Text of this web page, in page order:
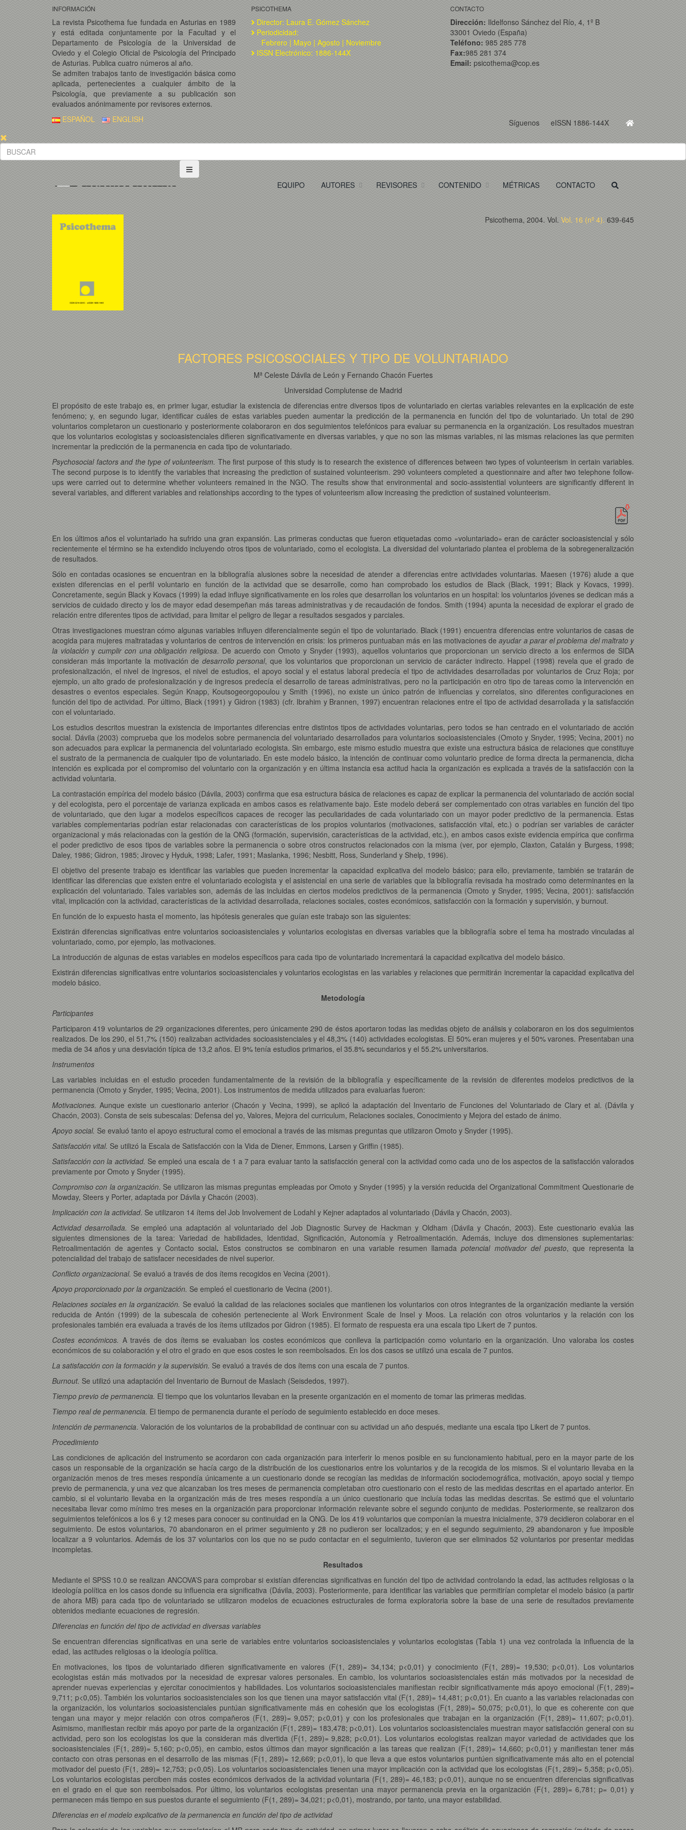
INFORMACIÓN
La revista Psicothema fue fundada en Asturias en 1989
y está editada conjuntamente por la Facultad y el
Departamento de Psicología de la Universidad de
Oviedo y el Colegio Oficial de Psicología del Principado
de Asturias. Publica cuatro números al año.
Se admiten trabajos tanto de investigación básica como
aplicada, pertenecientes a cualquier ámbito de la
Psicología, que previamente a su publicación son
evaluados anónimamente por revisores externos.
PSICOTHEMA
Director: Laura E. Gómez Sánchez
Periodicidad:
Febrero | Mayo | Agosto | Noviembre
ISSN Electrónico: 1886-144X
CONTACTO
Dirección: Ildelfonso Sánchez del Río, 4, 1º B
33001 Oviedo (España)
Teléfono: 985 285 778
Fax:985 281 374
Email: psicothema@cop.es
Síguenos eISSN 1886-144X
ESPAÑOL ENGLISH
EQUIPO AUTORES REVISORES CONTENIDO MÉTRICAS CONTACTO
Psicothema, 2004. Vol. Vol. 16 (nº 4). 639-645
FACTORES PSICOSOCIALES Y TIPO DE VOLUNTARIADO
Mª Celeste Dávila de León y Fernando Chacón Fuertes
Universidad Complutense de Madrid
El propósito de este trabajo es, en primer lugar, estudiar la existencia de diferencias entre diversos tipos de voluntariado en ciertas variables relevantes en la explicación de este
fenómeno; y, en segundo lugar, identificar cuáles de estas variables pueden aumentar la predicción de la permanencia en función del tipo de voluntariado. Un total de 290
voluntarios completaron un cuestionario y posteriormente colaboraron en dos seguimientos telefónicos para evaluar su permanencia en la organización. Los resultados muestran
que los voluntarios ecologistas y socioasistenciales difieren significativamente en diversas variables, y que no son las mismas variables, ni las mismas relaciones las que permiten
incrementar la predicción de la permanencia en cada tipo de voluntariado.
Psychosocial factors and the type of volunteerism. The first purpose of this study is to research the existence of differences between two types of volunteerism in certain variables.
The second purpose is to identify the variables that increasing the prediction of sustained volunteerism. 290 volunteers completed a questionnaire and after two telephone follow-
ups were carried out to determine whether volunteers remained in the NGO. The results show that environmental and socio-assistential volunteers are significantly different in
several variables, and different variables and relationships according to the types of volunteerism allow increasing the prediction of sustained volunteerism.
En los últimos años el voluntariado ha sufrido una gran expansión. Las primeras conductas que fueron etiquetadas como «voluntariado» eran de carácter socioasistencial y sólo
recientemente el término se ha extendido incluyendo otros tipos de voluntariado, como el ecologista. La diversidad del voluntariado plantea el problema de la sobregeneralización
de resultados.
Sólo en contadas ocasiones se encuentran en la bibliografía alusiones sobre la necesidad de atender a diferencias entre actividades voluntarias. Maesen (1976) alude a que
existen diferencias en el perfil voluntario en función de la actividad que se desarrolle, como han comprobado los estudios de Black (Black, 1991; Black y Kovacs, 1999).
Concretamente, según Black y Kovacs (1999) la edad influye significativamente en los roles que desarrollan los voluntarios en un hospital: los voluntarios jóvenes se dedican más a
servicios de cuidado directo y los de mayor edad desempeñan más tareas administrativas y de recaudación de fondos. Smith (1994) apunta la necesidad de explorar el grado de
relación entre diferentes tipos de actividad, para limitar el peligro de llegar a resultados sesgados y parciales.
Otras investigaciones muestran cómo algunas variables influyen diferencialmente según el tipo de voluntariado. Black (1991) encuentra diferencias entre voluntarios de casas de
acogida para mujeres maltratadas y voluntarios de centros de intervención en crisis: los primeros puntuaban más en las motivaciones deayudar a parar el problema del maltrato y
la violaciónycumplir con una obligación religiosa. De acuerdo con Omoto y Snyder (1993), aquellos voluntarios que proporcionan un servicio directo a los enfermos de SIDA
consideran más importante la motivación de desarrollo personal, que los voluntarios que proporcionan un servicio de carácter indirecto. Happel (1998) revela que el grado de
profesionalización, el nivel de ingresos, el nivel de estudios, el apoyo social y el estatus laboral predecía el tipo de actividades desarrolladas por voluntarios de Cruz Roja; por
ejemplo, un alto grado de profesionalización y de ingresos predecía el desarrollo de tareas administrativas, pero no la participación en otro tipo de tareas como la intervención en
desastres o eventos especiales. Según Knapp, Koutsogeorgopoulou y Smith (1996), no existe un único patrón de influencias y correlatos, sino diferentes configuraciones en
función del tipo de actividad. Por último, Black (1991) y Gidron (1983) (cfr. Ibrahim y Brannen, 1997) encuentran relaciones entre el tipo de actividad desarrollada y la satisfacción
con el voluntariado.
Los estudios descritos muestran la existencia de importantes diferencias entre distintos tipos de actividades voluntarias, pero todos se han centrado en el voluntariado de acción
social. Dávila (2003) comprueba que los modelos sobre permanencia del voluntariado desarrollados para voluntarios socioasistenciales (Omoto y Snyder, 1995; Vecina, 2001) no
son adecuados para explicar la permanencia del voluntariado ecologista. Sin embargo, este mismo estudio muestra que existe una estructura básica de relaciones que constituye
el sustrato de la permanencia de cualquier tipo de voluntariado. En este modelo básico, la intención de continuar como voluntario predice de forma directa la permanencia, dicha
intención es explicada por el compromiso del voluntario con la organización y en última instancia esa actitud hacia la organización es explicada a través de la satisfacción con la
actividad voluntaria.
La contrastación empírica del modelo básico (Dávila, 2003) confirma que esa estructura básica de relaciones es capaz de explicar la permanencia del voluntariado de acción social
y del ecologista, pero el porcentaje de varianza explicada en ambos casos es relativamente bajo. Este modelo deberá ser complementado con otras variables en función del tipo
de voluntariado, que den lugar a modelos específicos capaces de recoger las peculiaridades de cada voluntariado con un mayor poder predictivo de la permanencia. Estas
variables complementarias podrían estar relacionadas con características de los propios voluntarios (motivaciones, satisfacción vital, etc.) o podrían ser variables de carácter
organizacional y más relacionadas con la gestión de la ONG (formación, supervisión, características de la actividad, etc.), en ambos casos existe evidencia empírica que confirma
el poder predictivo de esos tipos de variables sobre la permanencia o sobre otros constructos relacionados con la misma (ver, por ejemplo, Claxton, Catalán y Burgess, 1998;
Daley, 1986; Gidron, 1985; Jirovec y Hyduk, 1998; Lafer, 1991; Maslanka, 1996; Nesbitt, Ross, Sunderland y Shelp, 1996).
El objetivo del presente trabajo es identificar las variables que pueden incrementar la capacidad explicativa del modelo básico; para ello, previamente, también se tratarán de
identificar las diferencias que existen entre el voluntariado ecologista y el asistencial en una serie de variables que la bibliografía revisada ha mostrado como determinantes en la
explicación del voluntariado. Tales variables son, además de las incluidas en ciertos modelos predictivos de la permanencia (Omoto y Snyder, 1995; Vecina, 2001): satisfacción
vital, implicación con la actividad, características de la actividad desarrollada, relaciones sociales, costes económicos, satisfacción con la formación y supervisión, y burnout.
En función de lo expuesto hasta el momento, las hipótesis generales que guían este trabajo son las siguientes:
Existirán diferencias significativas entre voluntarios socioasistenciales y voluntarios ecologistas en diversas variables que la bibliografía sobre el tema ha mostrado vinculadas al
voluntariado, como, por ejemplo, las motivaciones.
La introducción de algunas de estas variables en modelos específicos para cada tipo de voluntariado incrementará la capacidad explicativa del modelo básico.
Existirán diferencias significativas entre voluntarios socioasistenciales y voluntarios ecologistas en las variables y relaciones que permitirán incrementar la capacidad explicativa del
modelo básico.
Metodología
Participantes
Participaron 419 voluntarios de 29 organizaciones diferentes, pero únicamente 290 de éstos aportaron todas las medidas objeto de análisis y colaboraron en los dos seguimientos
realizados. De los 290, el 51,7% (150) realizaban actividades socioasistenciales y el 48,3% (140) actividades ecologistas. El 50% eran mujeres y el 50% varones. Presentaban una
media de 34 años y una desviación típica de 13,2 años. El 9% tenía estudios primarios, el 35.8% secundarios y el 55.2% universitarios.
Instrumentos
Las variables incluidas en el estudio proceden fundamentalmente de la revisión de la bibliografía y específicamente de la revisión de diferentes modelos predictivos de la
permanencia (Omoto y Snyder, 1995; Vecina, 2001). Los instrumentos de medida utilizados para evaluarlas fueron:
Motivaciones.Aunque existe un cuestionario anterior (Chacón y Vecina, 1999), se aplicó la adaptación del Inventario de Funciones del Voluntariado de Clary et al. (Dávila y
Chacón, 2003). Consta de seis subescalas: Defensa del yo, Valores, Mejora del curriculum, Relaciones sociales, Conocimiento y Mejora del estado de ánimo.
Apoyo social. Se evaluó tanto el apoyo estructural como el emocional a través de las mismas preguntas que utilizaron Omoto y Snyder (1995).
Satisfacción vital. Se utilizó la Escala de Satisfacción con la Vida de Diener, Emmons, Larsen y Griffin (1985).
Satisfacción con la actividad. Se empleó una escala de 1 a 7 para evaluar tanto la satisfacción general con la actividad como cada uno de los aspectos de la satisfacción valorados
previamente por Omoto y Snyder (1995).
Compromiso con la organización. Se utilizaron las mismas preguntas empleadas por Omoto y Snyder (1995) y la versión reducida del Organizational Commitment Questionarie de
Mowday, Steers y Porter, adaptada por Dávila y Chacón (2003).
Implicación con la actividad. Se utilizaron 14 ítems del Job Involvement de Lodahl y Kejner adaptados al voluntariado (Dávila y Chacón, 2003).
Actividad desarrollada. Se empleó una adaptación al voluntariado del Job Diagnostic Survey de Hackman y Oldham (Dávila y Chacón, 2003). Este cuestionario evalúa las
siguientes dimensiones de la tarea: Variedad de habilidades, Identidad, Significación, Autonomía y Retroalimentación. Además, incluye dos dimensiones suplementarias:
Retroalimentación de agentes y Contacto social. Estos constructos se combinaron en una variable resumen llamadapotencial motivador del puesto, que representa la
potencialidad del trabajo de satisfacer necesidades de nivel superior.
Conflicto organizacional. Se evaluó a través de dos ítems recogidos en Vecina (2001).
Apoyo proporcionado por la organización. Se empleó el cuestionario de Vecina (2001).
Relaciones sociales en la organización. Se evaluó la calidad de las relaciones sociales que mantienen los voluntarios con otros integrantes de la organización mediante la versión
reducida de Antón (1999) de la subescala de cohesión perteneciente al Work Environment Scale de Insel y Moos. La relación con otros voluntarios y la relación con los
profesionales también era evaluada a través de los ítems utilizados por Gidron (1985). El formato de respuesta era una escala tipo Likert de 7 puntos.
Costes económicos. A través de dos ítems se evaluaban los costes económicos que conlleva la participación como voluntario en la organización. Uno valoraba los costes
económicos de su colaboración y el otro el grado en que esos costes le son reembolsados. En los dos casos se utilizó una escala de 7 puntos.
La satisfacción con la formación y la supervisión. Se evaluó a través de dos ítems con una escala de 7 puntos.
Burnout. Se utilizó una adaptación del Inventario de Burnout de Maslach (Seisdedos, 1997).
Tiempo previo de permanencia. El tiempo que los voluntarios llevaban en la presente organización en el momento de tomar las primeras medidas.
Tiempo real de permanencia. El tiempo de permanencia durante el período de seguimiento establecido en doce meses.
Intención de permanencia. Valoración de los voluntarios de la probabilidad de continuar con su actividad un año después, mediante una escala tipo Likert de 7 puntos.
Procedimiento
Las condiciones de aplicación del instrumento se acordaron con cada organización para interferir lo menos posible en su funcionamiento habitual, pero en la mayor parte de los
casos un responsable de la organización se hacía cargo de la distribución de los cuestionarios entre los voluntarios y de la recogida de los mismos. Si el voluntario llevaba en la
organización menos de tres meses respondía únicamente a un cuestionario donde se recogían las medidas de información sociodemográfica, motivación, apoyo social y tiempo
previo de permanencia, y una vez que alcanzaban los tres meses de permanencia completaban otro cuestionario con el resto de las medidas descritas en el apartado anterior. En
cambio, si el voluntario llevaba en la organización más de tres meses respondía a un único cuestionario que incluía todas las medidas descritas. Se estimó que el voluntario
necesitaba llevar como mínimo tres meses en la organización para proporcionar información relevante sobre el segundo conjunto de medidas. Posteriormente, se realizaron dos
seguimientos telefónicos a los 6 y 12 meses para conocer su continuidad en la ONG. De los 419 voluntarios que componían la muestra inicialmente, 379 decidieron colaborar en el
seguimiento. De estos voluntarios, 70 abandonaron en el primer seguimiento y 28 no pudieron ser localizados; y en el segundo seguimiento, 29 abandonaron y fue imposible
localizar a 9 voluntarios. Además de los 37 voluntarios con los que no se pudo contactar en el seguimiento, tuvieron que ser eliminados 52 voluntarios por presentar medidas
incompletas.
Resultados
Mediante el SPSS 10.0 se realizan ANCOVA’S para comprobar si existían diferencias significativas en función del tipo de actividad controlando la edad, las actitudes religiosas o la
ideología política en los casos donde su influencia era significativa (Dávila, 2003). Posteriormente, para identificar las variables que permitirían completar el modelo básico (a partir
de ahora MB) para cada tipo de voluntariado se utilizaron modelos de ecuaciones estructurales de forma exploratoria sobre la base de una serie de resultados previamente
obtenidos mediante ecuaciones de regresión.
Diferencias en función del tipo de actividad en diversas variables
Se encuentran diferencias significativas en una serie de variables entre voluntarios socioasistenciales y voluntarios ecologistas (Tabla 1) una vez controlada la influencia de la
edad, las actitudes religiosas o la ideología política.
En motivaciones, los tipos de voluntariado difieren significativamente en valores (F(1, 289)= 34,134; p<0,01) y conocimiento (F(1, 289)= 19,530; p<0,01). Los voluntarios
ecologistas están más motivados por la necesidad de expresar valores personales. En cambio, los voluntarios socioasistenciales están más motivados por la necesidad de
aprender nuevas experiencias y ejercitar conocimientos y habilidades. Los voluntarios socioasistenciales manifiestan recibir significativamente más apoyo emocional (F(1, 289)=
9,711; p<0,05). También los voluntarios socioasistenciales son los que tienen una mayor satisfacción vital (F(1, 289)= 14,481; p<0,01). En cuanto a las variables relacionadas con
la organización, los voluntarios socioasistenciales puntúan significativamente más en cohesión que los ecologistas (F(1, 289)= 50,075; p<0,01), lo que es coherente con que
tengan una mayor y mejor relación con otros compañeros (F(1, 289)= 9,057; p<0,01) y con los profesionales que trabajan en la organización (F(1, 289)= 11,607; p<0,01).
Asimismo, manifiestan recibir más apoyo por parte de la organización (F(1, 289)= 183,478; p<0,01). Los voluntarios socioasistenciales muestran mayor satisfacción general con su
actividad, pero son los ecologistas los que la consideran más divertida (F(1, 289)= 9,828; p<0,01). Los voluntarios ecologistas realizan mayor variedad de actividades que los
socioasistenciales (F(1, 289)= 5,160; p<0,05), en cambio, estos últimos dan mayor significación a las tareas que realizan (F(1, 289)= 14,660; p<0,01) y manifiestan tener más
contacto con otras personas en el desarrollo de las mismas (F(1, 289)= 12,669; p<0,01), lo que lleva a que estos voluntarios puntúen significativamente más alto en el potencial
motivador del puesto (F(1, 289)= 12,753; p<0,05). Los voluntarios socioasistenciales tienen una mayor implicación con la actividad que los ecologistas (F(1, 289)= 5,358; p<0,05).
Los voluntarios ecologistas perciben más costes económicos derivados de la actividad voluntaria (F(1, 289)= 46,183; p<0,01), aunque no se encuentren diferencias significativas
en el grado en el que son reembolsados. Por último, los voluntarios ecologistas presentan una mayor permanencia previa en la organización (F(1, 289)= 6,781; p= 0,01) y
permanecen más tiempo en sus puestos durante el seguimiento (F(1, 289)= 34,021; p<0,01), mostrando, por tanto, una mayor estabilidad.
Diferencias en el modelo explicativo de la permanencia en función del tipo de actividad